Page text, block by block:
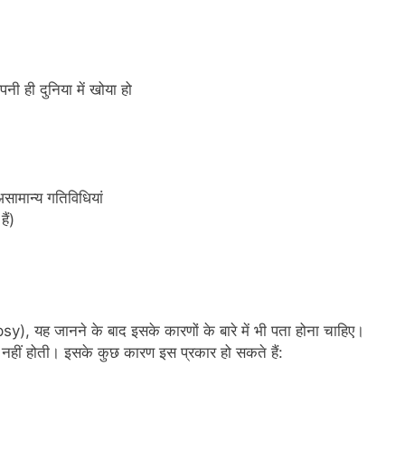
ही दुनिया में खोया हो
गतिविधियां
यह जानने के बाद इसके कारणों के बारे में भी पता होना चाहिए।
नहीं होती। इसके कुछ कारण इस प्रकार हो सकते हैं: